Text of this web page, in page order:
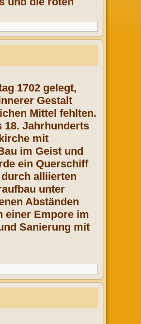
1702 gelegt,
Gestalt
Mittel fehlten.
18. Jahrhunderts
mit
im Geist und
ein Querschiff
alliierten
unter
Abständen
einer Empore im
Sanierung mit